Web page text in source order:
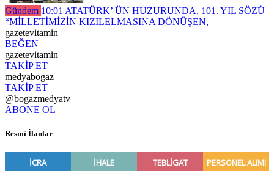
Gündem 10:01 ATATÜRK’ ÜN HUZURUNDA, 101. YIL SÖZÜ
“MİLLETİMİZİN KIZILELMASINA DÖNÜŞEN,
gazetevitamin
BEĞEN
gazetevitamin
TAKİP ET
medyabogaz
TAKİP ET
@bogazmedyatv
ABONE OL
Resmî İlanlar